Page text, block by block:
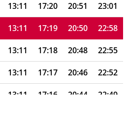
13:11 17:20 20:51 23:01
13:11 17:19 20:50 22:58
13:11 17:18 20:48 22:55
13:11 17:17 20:46 22:52
13:11 17:16 20:44 22:49